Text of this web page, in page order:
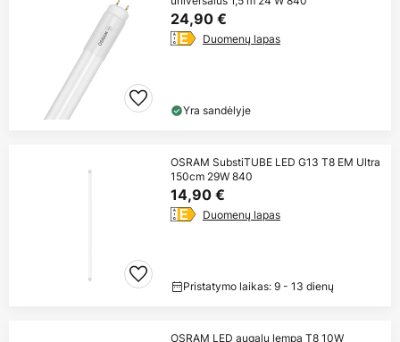
24,90 €
Duomenų lapas
Yra sandėlyje
OSRAM SubstiTUBE LED G13 T8 EM Ultra
150cm 29W 840
14,90 €
Duomenų lapas
Pristatymo laikas: 9 - 13 dienų
OSRAM LED augalų lempa T8 10W